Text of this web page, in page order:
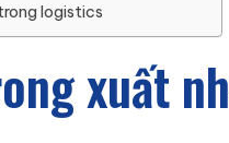
logistics
xuất